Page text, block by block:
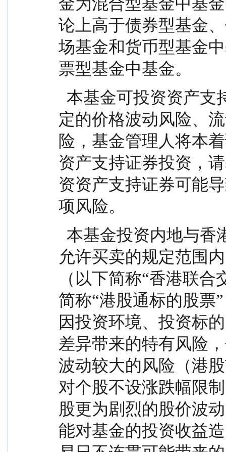
论上高于债券型基金
场基金和货币型基金
票型基金中基金。
定的价格波动风险、
险，基金管理人将本
资产支持证券投资，
资资产支持证券可能
项风险。
允许买卖的规定范围
（以下简称“香港联
简称“港股通标的股票
因投资环境、投资标
差异带来的特有风险
波动较大的风险（港
对个股不设涨跌幅限
股更为剧烈的股价波
能对基金的投资收益